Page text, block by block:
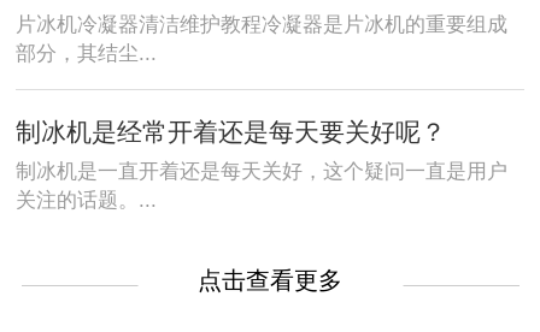
片冰机冷凝器清洁维护教程冷凝器是片冰机的重要组成
部分，其结尘...
制冰机是经常开着还是每天要关好呢？
制冰机是一直开着还是每天关好，这个疑问一直是用户
关注的话题。...
点击查看更多